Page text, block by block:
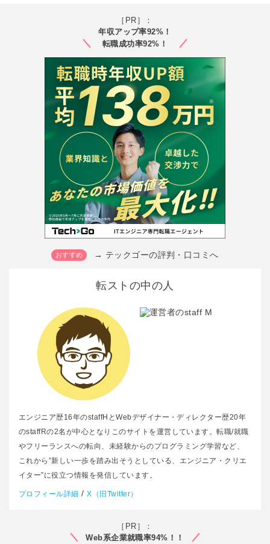
［PR］：
年収アップ率92%！
転職成功率92%！
→ テックゴーの評判・口コミへ
転ストの中の人
エンジニア歴16年のstaffHとWebデザイナー・ディレクター歴20年
のstaffRの2名が中心となりこのサイトを運営しています。転職/就職
やフリーランスへの転向、未経験からのプログラミング学習など、
これから”新しい一歩を踏み出そうとしている、エンジニア・クリエ
イター”に役立つ情報を発信しています。
プロフィール詳細 /X（旧Twitter）
［PR］：
Web系企業就職率94%！！